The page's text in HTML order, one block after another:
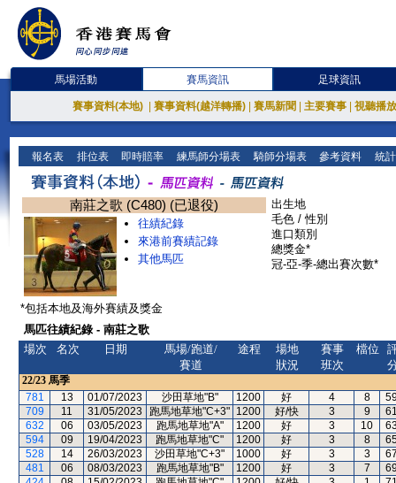
馬場活動 賽馬資訊 足球資訊
賽事資料(本地) 賽事資料(越洋轉播) 賽馬新聞 主要賽事 視聽播
報名表 排位表 即時賠率 練馬師分場表 騎師分場表 參考資料 統
南莊之歌 (C480) (已退役)
往績紀錄
來港前賽績記錄
其他馬匹
出生地
毛色 / 性別
進口類別
總獎金*
冠-亞-季-總出賽次數*
*包括本地及海外賽績及獎金
馬匹往績紀錄 - 南莊之歌
場次
名次 日期
馬場/跑道/
賽道
途程
場地
狀況
賽事
班次
檔位
22/23 馬季
781
13 01/07/2023 沙田草地"B" 1200 好 4 8
709
11 31/05/2023 跑馬地草地"C+3" 1200 好/快 3 9
632
06 03/05/2023 跑馬地草地"A" 1200 好 3 10
594
09 19/04/2023 跑馬地草地"C" 1200 好 3 8
528
14 26/03/2023 沙田草地"C+3" 1000 好 3 3
481
06 08/03/2023 跑馬地草地"B" 1200 好 3 7